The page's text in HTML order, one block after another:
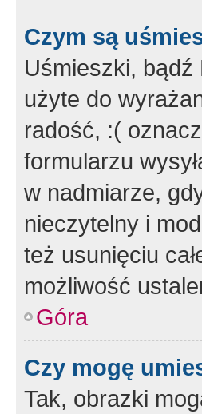
Czym są
Uśmieszki, bądź
użyte do
radość, :(
formularzu
w nadmiarze,
nieczytelny i
też usunięciu
możliwość
Góra
Czy mogę
Tak, obrazki